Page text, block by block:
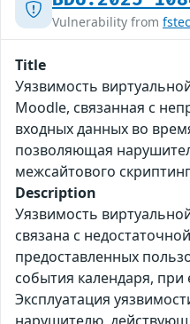
Vulnerability from fstec
Title
Уязвимость
Moodle, связанная с
входных данных во
позволяющая
межсайтового
Description
Уязвимость
связана с
предоставленных
события календаря, при
Эксплуатация